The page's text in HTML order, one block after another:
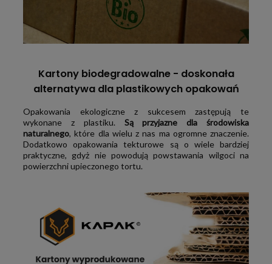
Kartony biodegradowalne - doskonała
alternatywa dla plastikowych opakowań
Opakowania ekologiczne z sukcesem zastępują te
wykonane z plastiku. Są przyjazne dla środowiska
naturalnego, które dla wielu z nas ma ogromne znaczenie.
Dodatkowo opakowania tekturowe są o wiele bardziej
praktyczne, gdyż nie powodują powstawania wilgoci na
powierzchni upieczonego tortu.